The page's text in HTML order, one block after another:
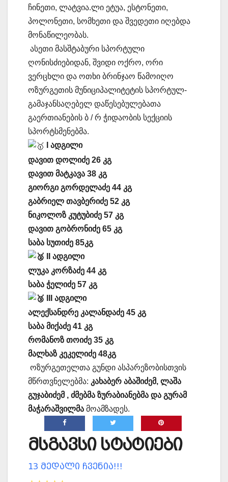
ჩინეთი, ლატვია.ლი ეტუა, ესტონეთი,
პოლონეთი, სომხეთი და შვედეთი იღებდა
მონაწილეობას.
ასეთი მასშტაბური სპორტული
ღონისძიებიდან, შვიდი ოქრო, ორი
ვერცხლი და ოთხი ბრინჯაო წამოიღო
ოზურგეთის მუნიციპალიტეტის სპორტულ-
გამაჯანსაღებელ დაწესებულებათა
გაერთიანების ბ / რ ჭიდაობის სექციის
სპორტსმენებმა.
I ადგილი
დავით დოლიძე 26 კგ
დავით მატკავა 38 კგ
გიორგი გორდელაძე 44 კგ
გაბრიელ თავბერიძე 52 კგ
ნიკოლოზ კუტუბიძე 57 კგ
დავით გობრონიძე 65 კგ
საბა სუთიძე 85კგ
II ადგილი
ლუკა კორზაძე 44 კგ
საბა ჭელიძე 57 კგ
III ადგილი
ალექსანდრე კალანდაძე 45 კგ
საბა მიქაძე 41 კგ
რომანოზ თოიძე 35 კგ
მალხაზ კეკელიძე 48კგ
ოზურგეთელთა გუნდი ასპარეზობისთვის
მწრთვნელებმა: კახაბერ აბაშიძემ, ლაშა
გუჯაბიძემ , ძმებმა ზურაბიანებმა და გურამ
მაჭარაშვილმა მოამზადეს.
მსგავსი სტატიები
13 მედალი ჩვენია!!!